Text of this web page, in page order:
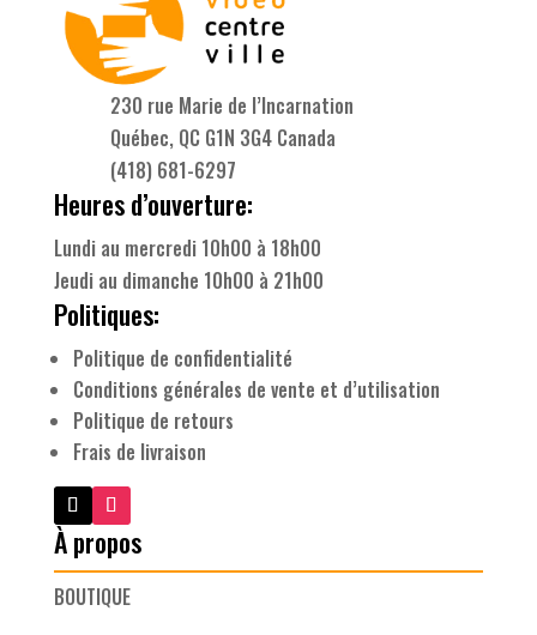
230 rue Marie de l’Incarnation
Québec, QC G1N 3G4 Canada
(418) 681-6297
Heures d’ouverture:
Lundi au mercredi 10h00 à 18h00
Jeudi au dimanche 10h00 à 21h00
Politiques:
Politique de confidentialité
Conditions générales de vente et d’utilisation
Politique de retours
Frais de livraison
À propos
BOUTIQUE